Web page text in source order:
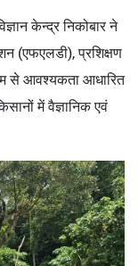
केन्द्र निकोबार ने
(एफएलडी), प्रशिक्षण
से आवश्यकता आधारित
में वैज्ञानिक एवं